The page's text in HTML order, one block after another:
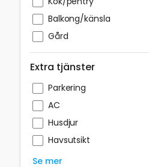
Balkong/känsla
Gård
Extra tjänster
Parkering
AC
Husdjur
Havsutsikt
Se mer